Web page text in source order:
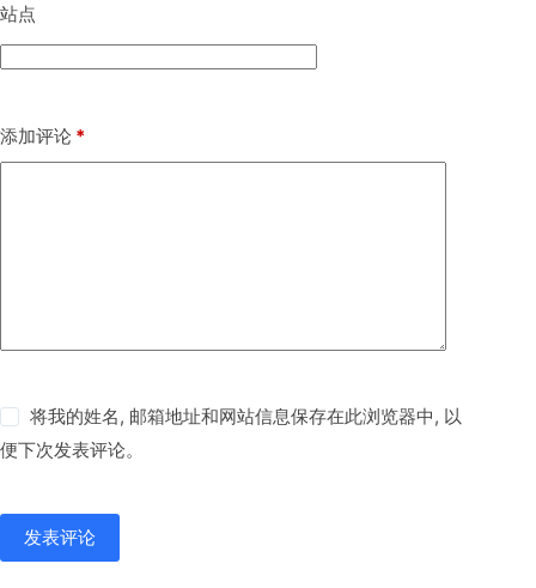
站点
添加评论 *
将我的姓名, 邮箱地址和网站信息保存在此浏览器中, 以
便下次发表评论。
发表评论